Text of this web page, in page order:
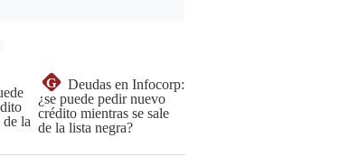
G
Deudas en Infocorp:
¿se puede pedir nuevo
crédito mientras se sale
de la lista negra?